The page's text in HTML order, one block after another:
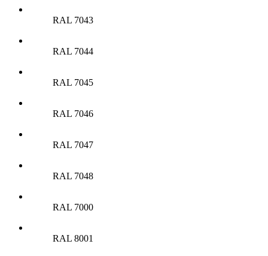
RAL 7043
RAL 7044
RAL 7045
RAL 7046
RAL 7047
RAL 7048
RAL 7000
RAL 8001